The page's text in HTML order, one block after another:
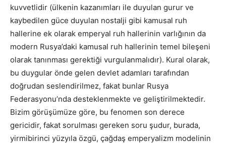
kuvvetlidir (ülkenin kazanımları ile duyulan gurur ve
kaybedilen güce duyulan nostalji gibi kamusal ruh
hallerine ek olarak emperyal ruh hallerinin varlığının da
modern Rusya’daki kamusal ruh hallerinin temel bileşeni
olarak tanınması gerektiği vurgulanmalıdır). Kural olarak,
bu duygular önde gelen devlet adamları tarafından
doğrudan seslendirilmez, fakat bunlar Rusya
Federasyonu’nda desteklenmekte ve geliştirilmektedir.
Bizim görüşümüze göre, bu fenomen son derece
gericidir, fakat sorulması gereken soru şudur, burada,
yirmibirinci yüzyıla özgü, çağdaş emperyalizm modelinin